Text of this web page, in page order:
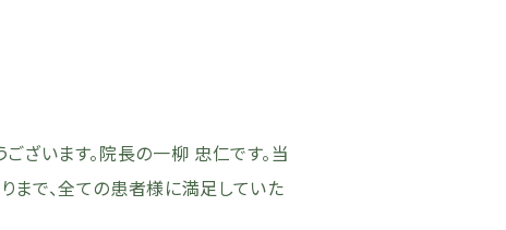
ざいます。院長の一柳 忠仁です。当
まで、全ての患者様に満足していた